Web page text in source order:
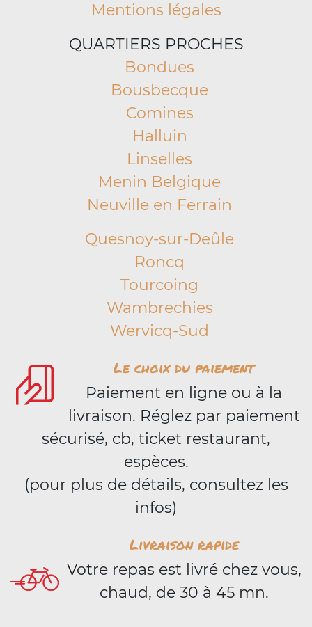
Mentions légales
QUARTIERS PROCHES
Bondues
Bousbecque
Comines
Halluin
Linselles
Menin Belgique
Neuville en Ferrain
Quesnoy-sur-Deûle
Roncq
Tourcoing
Wambrechies
Wervicq-Sud
Le choix du paiement
Paiement en ligne ou à la
livraison. Réglez par paiement
sécurisé, cb, ticket restaurant,
espèces.
(pour plus de détails, consultez les
infos)
Livraison rapide
Votre repas est livré chez vous,
chaud, de 30 à 45 mn.